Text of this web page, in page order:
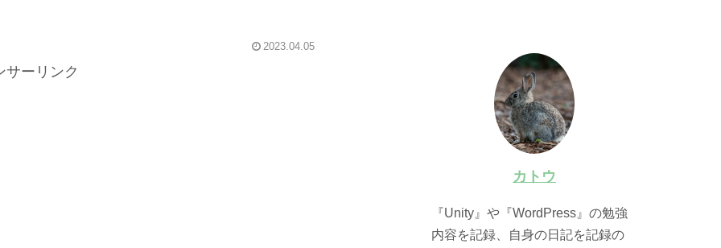
2023.04.05
サーリンク
カトウ
『Unity』や『WordPress』の勉強
内容を記録、自身の日記を記録の